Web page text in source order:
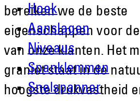
Hoek
Aanslagen
Niveaus
Spanklemmen
Snelspanner
bereiken we de beste
eigenschappen voor
van onze klanten. Het
graniet staat in de
hoogste drukvastheid